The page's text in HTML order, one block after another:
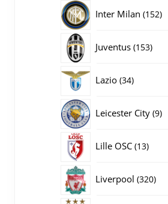
Inter Milan 152152
Juventus 153153
Lazio 3434
Leicester City 99
Lille OSC 1313
Liverpool 320320